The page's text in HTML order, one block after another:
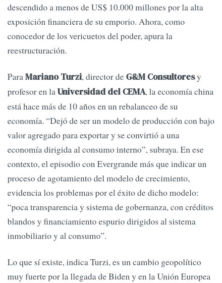
descendido a menos de US$ 10.000 millones por la alta
exposición financiera de su emporio. Ahora, como
conocedor de los vericuetos del poder, apura la
reestructuración.
ParaMariano Turzi, director de G&M Consultoresy
profesor en laUniversidad del CEMA, la economía china
está hace más de 10 años en un rebalanceo de su
economía. “Dejó de ser un modelo de producción con bajo
valor agregado para exportar y se convirtió a una
economía dirigida al consumo interno”, subraya. En ese
contexto, el episodio con Evergrande más que indicar un
proceso de agotamiento del modelo de crecimiento,
evidencia los problemas por el éxito de dicho modelo:
“poca transparencia y sistema de gobernanza, con créditos
blandos y financiamiento espurio dirigidos al sistema
inmobiliario y al consumo”.
Lo que sí existe, indica Turzi, es un cambio geopolítico
muy fuerte por la llegada de Biden y en la Unión Europea